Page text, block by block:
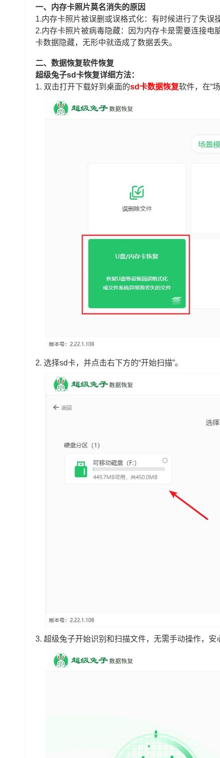
一、内存卡照片莫名消失的原因
1.内存卡照片被误删或误格式化：有时候进行了失
2.内存卡照片被病毒隐藏：因为内存卡是需要连接
卡数据隐藏，无形中就造成了数据丢失。
二、数据恢复软件恢复
超级兔子sd卡恢复详细方法：
1. 双击打开下载好到桌面的sd卡数据恢复软件，在“
2. 选择sd卡，并点击右下方的“开始扫描”。
3. 超级兔子开始识别和扫描文件，无需手动操作，安